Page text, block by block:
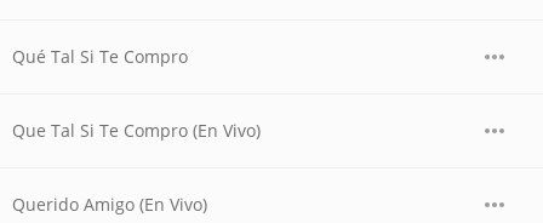
Qué Tal Si Te Compro
Que Tal Si Te Compro (En Vivo)
Querido Amigo (En Vivo)